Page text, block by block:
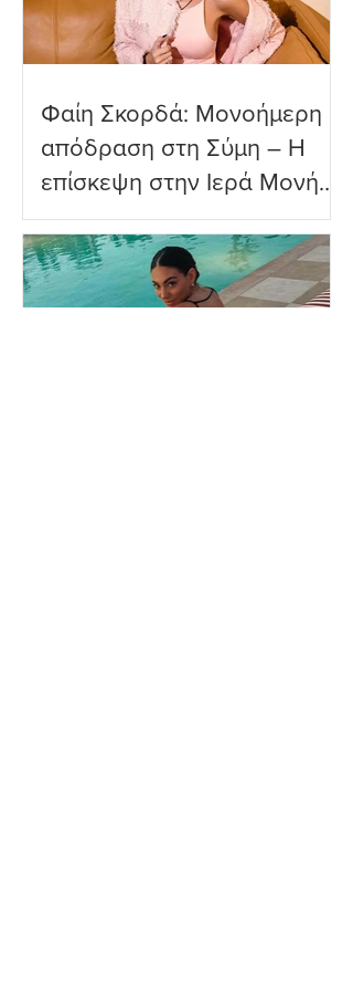
Φαίη Σκορδά: Μονοήμερη
απόδραση στη Σύμη – Η
επίσκεψη στην Ιερά Μονή
Πανορμίτη